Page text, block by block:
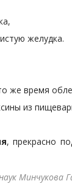
желудка.
же время
из
, прекрасно
Минчукова